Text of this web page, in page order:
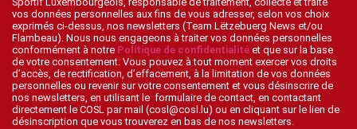
vos données personnelles aux fins de vous adresser, selon vos choix
exprimés ci-dessus, nos newsletters (Team Lëtzebuerg News et/ou
Flambeau). Nous nous engageons à traiter vos données personnelles
conformément à notre Politique de confidentialité et que sur la base
de votre consentement. Vous pouvez à tout moment exercer vos droits
d’accès, de rectification, d’effacement, à la limitation de vos données
personnelles ou revenir sur votre consentement et vous désinscrire de
nos newsletters, en utilisant le formulaire de contact, en contactant
directement le COSL par mail (cosl@cosl.lu) ou en cliquant sur le lien de
désinscription que vous trouverez en bas de nos newsletters.